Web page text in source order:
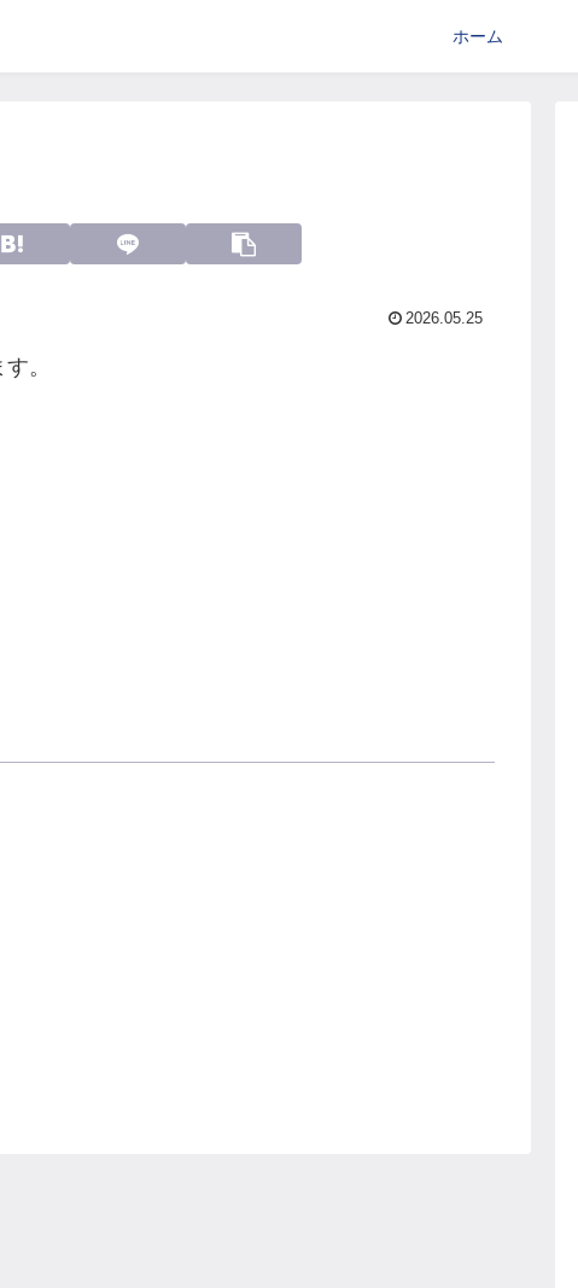
ホーム
2026.05.25
。